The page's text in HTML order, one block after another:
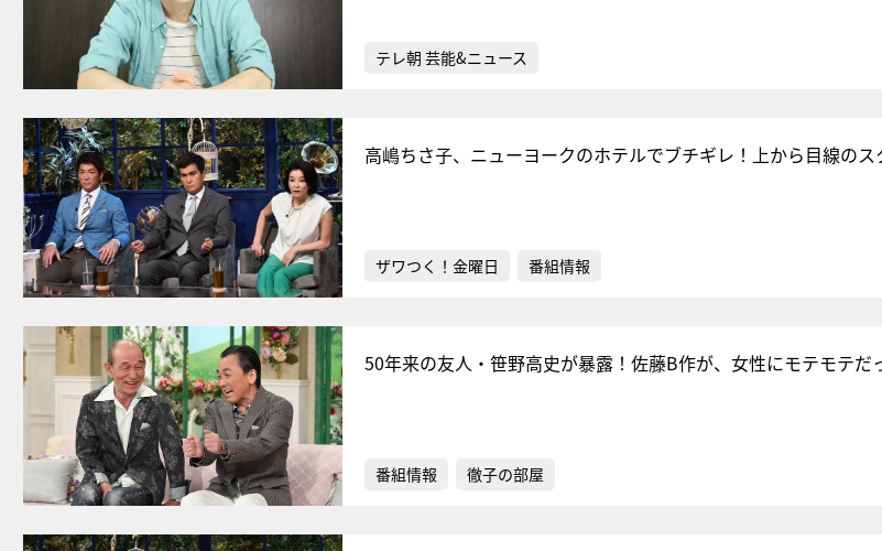
テレ朝 芸能&ニュース
高嶋ちさ子、ニューヨークのホテルでブチギレ！上から目線の
ザワつく！金曜日 番組情報
50年来の友人・笹野高史が暴露！佐藤B作が、女性にモテモテだ
番組情報 徹子の部屋